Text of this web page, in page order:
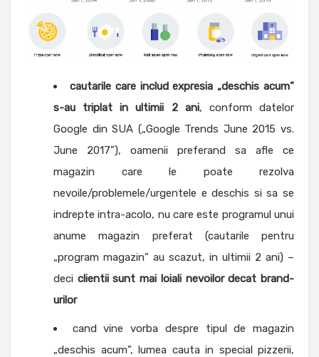
cautarile care includ expresia „deschis acum”
s-au triplat in ultimii 2 ani, conform datelor
Google din SUA („Google Trends June 2015 vs.
June 2017”), oamenii preferand sa afle ce
magazin care le poate rezolva
nevoile/problemele/urgentele e deschis si sa se
indrepte intra-acolo, nu care este programul unui
anume magazin preferat (cautarile pentru
„program magazin” au scazut, in ultimii 2 ani) –
deci clientii sunt mai loiali nevoilor decat brand-
urilor
cand vine vorba despre tipul de magazin
„deschis acum”, lumea cauta in special pizzerii,